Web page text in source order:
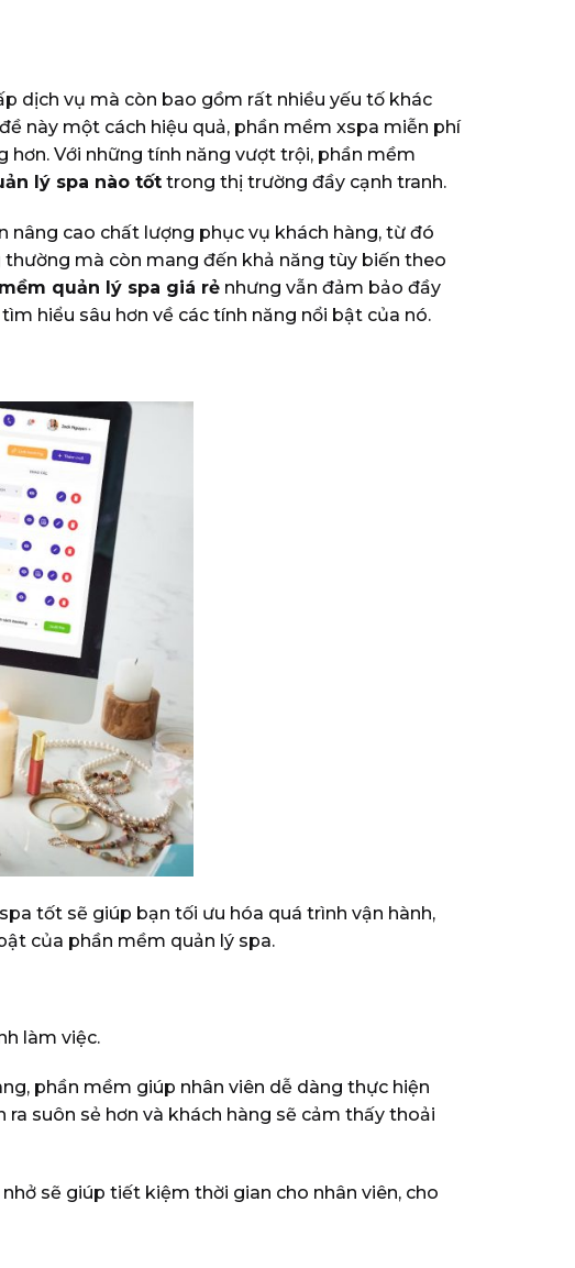
dịch vụ mà còn bao gồm rất nhiều yếu tố khác
này một cách hiệu quả, phần mềm xspa miễn phí
Với những tính năng vượt trội, phần mềm
lý spa nào tốt trong thị trường đầy cạnh tranh.
cao chất lượng phục vụ khách hàng, từ đó
mà còn mang đến khả năng tùy biến theo
quản lý spa giá rẻ nhưng vẫn đảm bảo đầy
hiểu sâu hơn về các tính năng nổi bật của nó.
tốt sẽ giúp bạn tối ưu hóa quá trình vận hành,
của phần mềm quản lý spa.
làm việc.
phần mềm giúp nhân viên dễ dàng thực hiện
suôn sẻ hơn và khách hàng sẽ cảm thấy thoải
sẽ giúp tiết kiệm thời gian cho nhân viên, cho